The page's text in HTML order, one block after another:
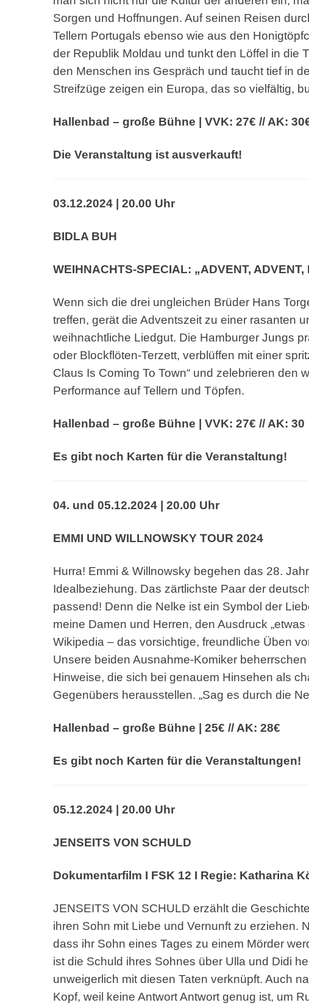
Sorgen und Hoffnungen. Auf seinen Reisen
Tellern Portugals ebenso wie aus den
der Republik Moldau und tunkt den Löffel in die
den Menschen ins Gespräch und taucht tief in
Streifzüge zeigen ein Europa, das so vielfältig,
Hallenbad – große Bühne | VVK: 27€ // AK:
Die Veranstaltung ist ausverkauft!
03.12.2024 | 20.00 Uhr
BIDLA BUH
WEIHNACHTS-SPECIAL: „ADVENT, ADVENT,
Wenn sich die drei ungleichen Brüder Hans
treffen, gerät die Adventszeit zu einer rasanten
weihnachtliche Liedgut. Die Hamburger Jungs
oder Blockflöten-Terzett, verblüffen mit einer
Claus Is Coming To Town“ und zelebrieren den
Performance auf Tellern und Töpfen.
Hallenbad – große Bühne | VVK: 27€ // AK: 30
Es gibt noch Karten für die Veranstaltung!
04. und 05.12.2024 | 20.00 Uhr
EMMI UND WILLNOWSKY TOUR 2024
Hurra! Emmi & Willnowsky begehen das 28. Jahr
Idealbeziehung. Das zärtlichste Paar der
passend! Denn die Nelke ist ein Symbol der
meine Damen und Herren, den Ausdruck „etwas
Wikipedia – das vorsichtige, freundliche Üben
Unsere beiden Ausnahme-Komiker
Hinweise, die sich bei genauem Hinsehen als
Gegenübers herausstellen. „Sag es durch die
Hallenbad – große Bühne | 25€ // AK: 28€
Es gibt noch Karten für die Veranstaltungen!
05.12.2024 | 20.00 Uhr
JENSEITS VON SCHULD
Dokumentarfilm I FSK 12 I Regie: Katharina
JENSEITS VON SCHULD erzählt die
ihren Sohn mit Liebe und Vernunft zu erziehen.
dass ihr Sohn eines Tages zu einem Mörder
ist die Schuld ihres Sohnes über Ulla und Didi
unweigerlich mit diesen Taten verknüpft. Auch
Kopf, weil keine Antwort Antwort genug ist, um